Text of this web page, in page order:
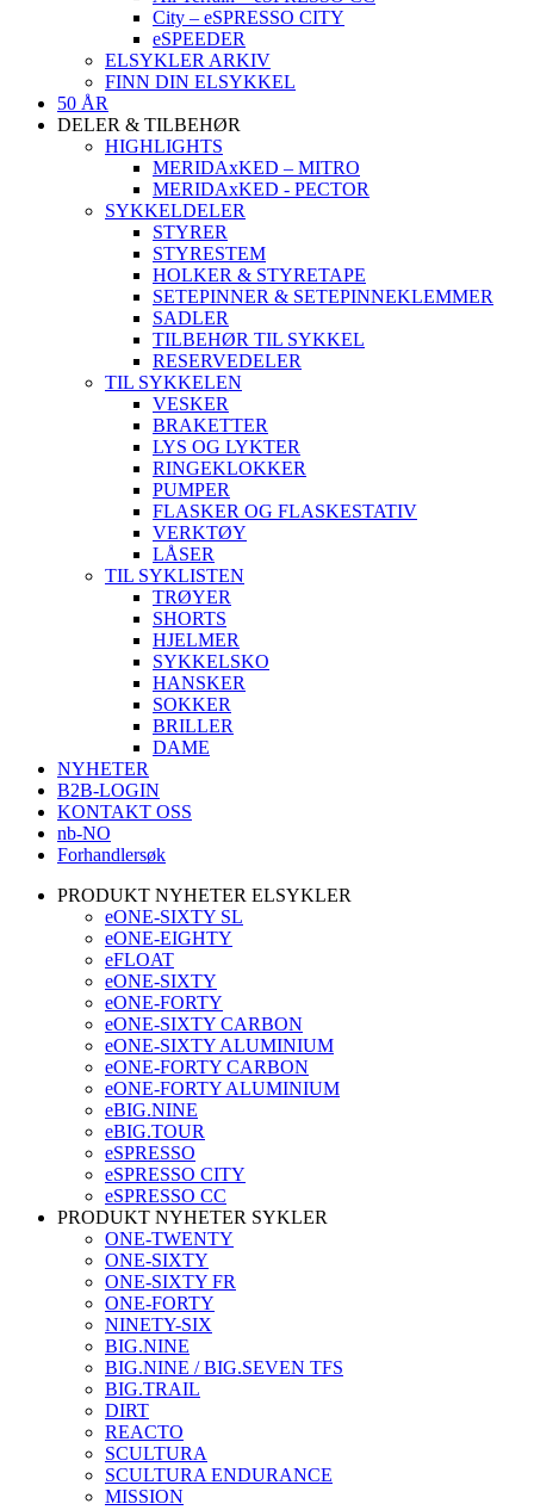
City – eSPRESSO CITY
eSPEEDER
ELSYKLER ARKIV
FINN DIN ELSYKKEL
50 ÅR
DELER & TILBEHØR
HIGHLIGHTS
MERIDAxKED – MITRO
MERIDAxKED - PECTOR
SYKKELDELER
STYRER
STYRESTEM
HOLKER & STYRETAPE
SETEPINNER & SETEPINNEKLEMMER
SADLER
TILBEHØR TIL SYKKEL
RESERVEDELER
TIL SYKKELEN
VESKER
BRAKETTER
LYS OG LYKTER
RINGEKLOKKER
PUMPER
FLASKER OG FLASKESTATIV
VERKTØY
LÅSER
TIL SYKLISTEN
TRØYER
SHORTS
HJELMER
SYKKELSKO
HANSKER
SOKKER
BRILLER
DAME
NYHETER
B2B-LOGIN
KONTAKT OSS
nb-NO
Forhandlersøk
PRODUKT NYHETER ELSYKLER
eONE-SIXTY SL
eONE-EIGHTY
eFLOAT
eONE-SIXTY
eONE-FORTY
eONE-SIXTY CARBON
eONE-SIXTY ALUMINIUM
eONE-FORTY CARBON
eONE-FORTY ALUMINIUM
eBIG.NINE
eBIG.TOUR
eSPRESSO
eSPRESSO CITY
eSPRESSO CC
PRODUKT NYHETER SYKLER
ONE-TWENTY
ONE-SIXTY
ONE-SIXTY FR
ONE-FORTY
NINETY-SIX
BIG.NINE
BIG.NINE / BIG.SEVEN TFS
BIG.TRAIL
DIRT
REACTO
SCULTURA
SCULTURA ENDURANCE
MISSION